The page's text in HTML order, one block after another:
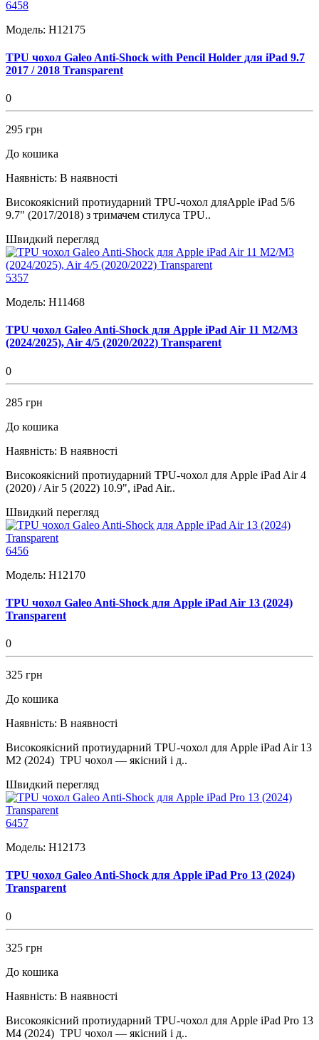
6458
Модель: H12175
TPU чохол Galeo Anti-Shock with Pencil Holder для iPad 9.7
2017 / 2018 Transparent
0
295 грн
До кошика
Наявність: В наявності
Високоякісний протиударний TPU-чохол дляApple iPad 5/6
9.7" (2017/2018) з тримачем стилуса TPU..
Швидкий перегляд
5357
Модель: H11468
TPU чохол Galeo Anti-Shock для Apple iPad Air 11 M2/M3
(2024/2025), Air 4/5 (2020/2022) Transparent
0
285 грн
До кошика
Наявність: В наявності
Високоякісний протиударний TPU-чохол для Apple iPad Air 4
(2020) / Air 5 (2022) 10.9", iPad Air..
Швидкий перегляд
6456
Модель: H12170
TPU чохол Galeo Anti-Shock для Apple iPad Air 13 (2024)
Transparent
0
325 грн
До кошика
Наявність: В наявності
Високоякісний протиударний TPU-чохол для Apple iPad Air 13
M2 (2024) TPU чохол — якісний і д..
Швидкий перегляд
6457
Модель: H12173
TPU чохол Galeo Anti-Shock для Apple iPad Pro 13 (2024)
Transparent
0
325 грн
До кошика
Наявність: В наявності
Високоякісний протиударний TPU-чохол для Apple iPad Pro 13
M4 (2024) TPU чохол — якісний і д..